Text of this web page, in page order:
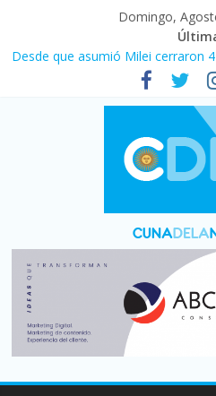
Domingo,
Desde que asumió Milei cerraron
denuncia crisis como en 2001
El agro argentino logró un récord
Duelo internacional: Falleció Jorge
Central se despertó y selló una
por 2 a 1 ante Aldosivi
La morosidad alcanzó su nivel
afecta a 400 mil deudores en